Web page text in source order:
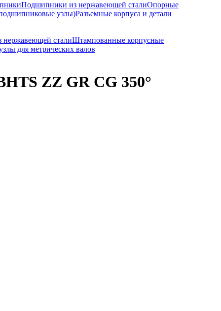
Подшипники из нержавеющей сталиОпорные
узлы)Разъемные корпуса и детали
нержавеющей сталиШтампованные корпусные
для метрических валов
ZZ GR CG 350°